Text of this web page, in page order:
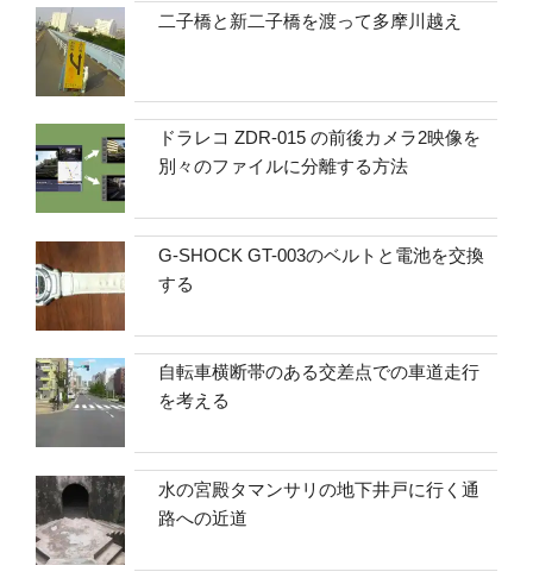
二子橋と新二子橋を渡って多摩川越え
ドラレコ ZDR-015 の前後カメラ2映像を
別々のファイルに分離する方法
G-SHOCK GT-003のベルトと電池を交換
する
自転車横断帯のある交差点での車道走行
を考える
水の宮殿タマンサリの地下井戸に行く通
路への近道